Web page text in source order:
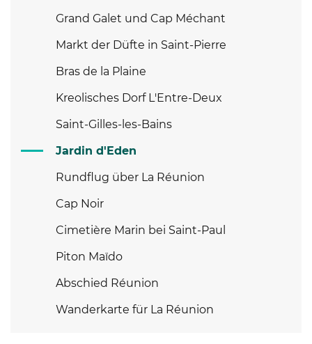
Grand Galet und Cap Méchant
Markt der Düfte in Saint-Pierre
Bras de la Plaine
Kreolisches Dorf L'Entre-Deux
Saint-Gilles-les-Bains
Jardin d'Eden
Rundflug über La Réunion
Cap Noir
Cimetière Marin bei Saint-Paul
Piton Maïdo
Abschied Réunion
Wanderkarte für La Réunion